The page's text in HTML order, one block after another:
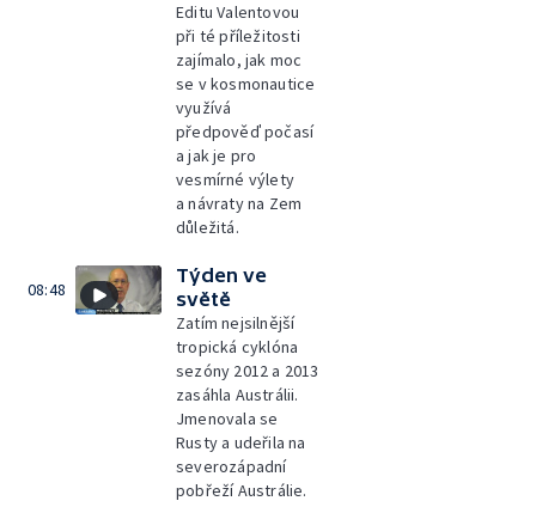
Editu Valentovou
při té příležitosti
zajímalo, jak moc
se v kosmonautice
využívá
předpověď počasí
a jak je pro
vesmírné výlety
a návraty na Zem
důležitá.
08:48
Týden ve
světě
Zatím nejsilnější
tropická cyklóna
sezóny 2012 a 2013
zasáhla Austrálii.
Jmenovala se
Rusty a udeřila na
severozápadní
pobřeží Austrálie.